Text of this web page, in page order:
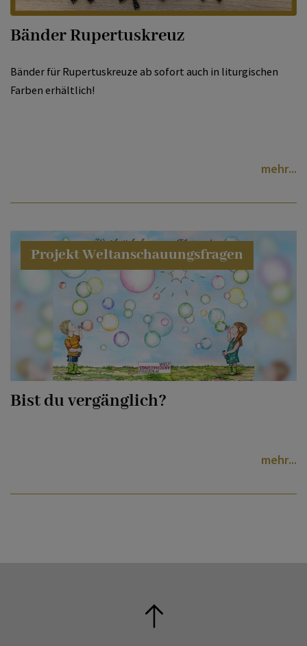
Bänder Rupertuskreuz
Bänder für Rupertuskreuze ab sofort auch in liturgischen
Farben erhältlich!
mehr
Projekt Weltanschauungsfragen
Bist du vergänglich?
mehr